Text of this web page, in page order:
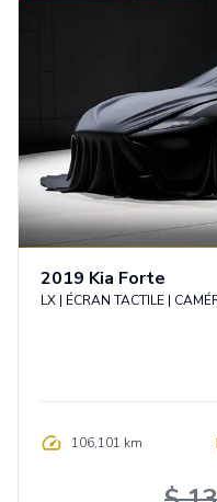
2019 Kia Forte
LX | ÉCRAN TACTILE |
106,101 km